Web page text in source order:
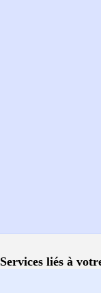
Services liés à